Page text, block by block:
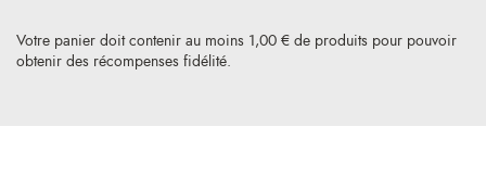
Votre panier doit contenir au moins 1,00 € de produits pour pouvoir
obtenir des récompenses fidélité.